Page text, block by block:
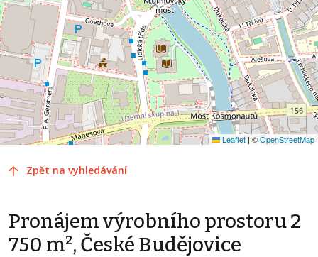
Leaflet | ©OpenStreetMap
Zpět na vyhledávání
Pronájem výrobního prostoru 2
750 m², České Budějovice